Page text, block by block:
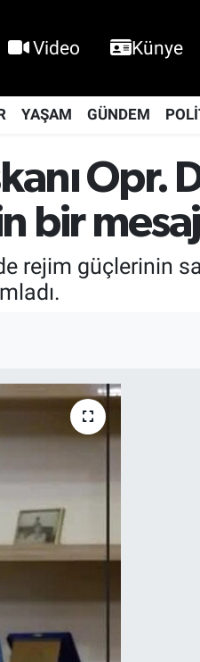
Video Künye
YAŞAM GÜNDEM
Opr.
bir mesaj
rejim güçlerinin